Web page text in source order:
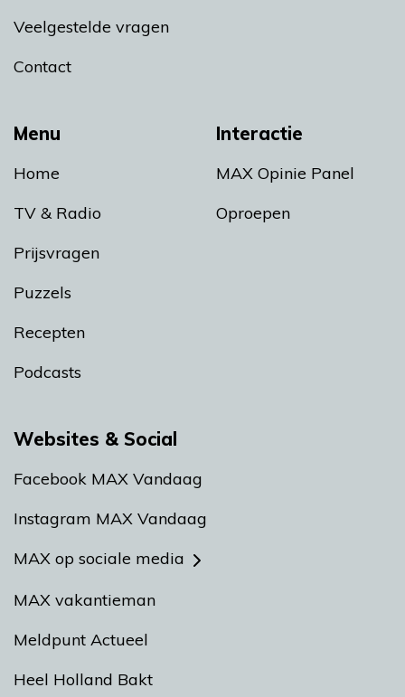
Menu
Home
TV & Radio
Prijsvragen
Puzzels
Recepten
Podcasts
Interactie
MAX Opinie Panel
Oproepen
Veelgestelde vragen
Contact
Websites & Social
Facebook MAX Vandaag
Instagram MAX Vandaag
MAX op sociale media
MAX vakantieman
Meldpunt Actueel
Heel Holland Bakt